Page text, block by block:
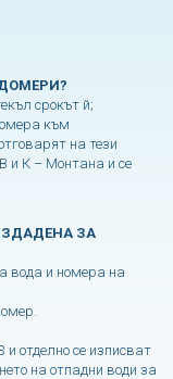
срокът й;
към
на тези
и К – Монтана и се
ЗА
вода и номера на
отделно се изписват
на отпадни води за